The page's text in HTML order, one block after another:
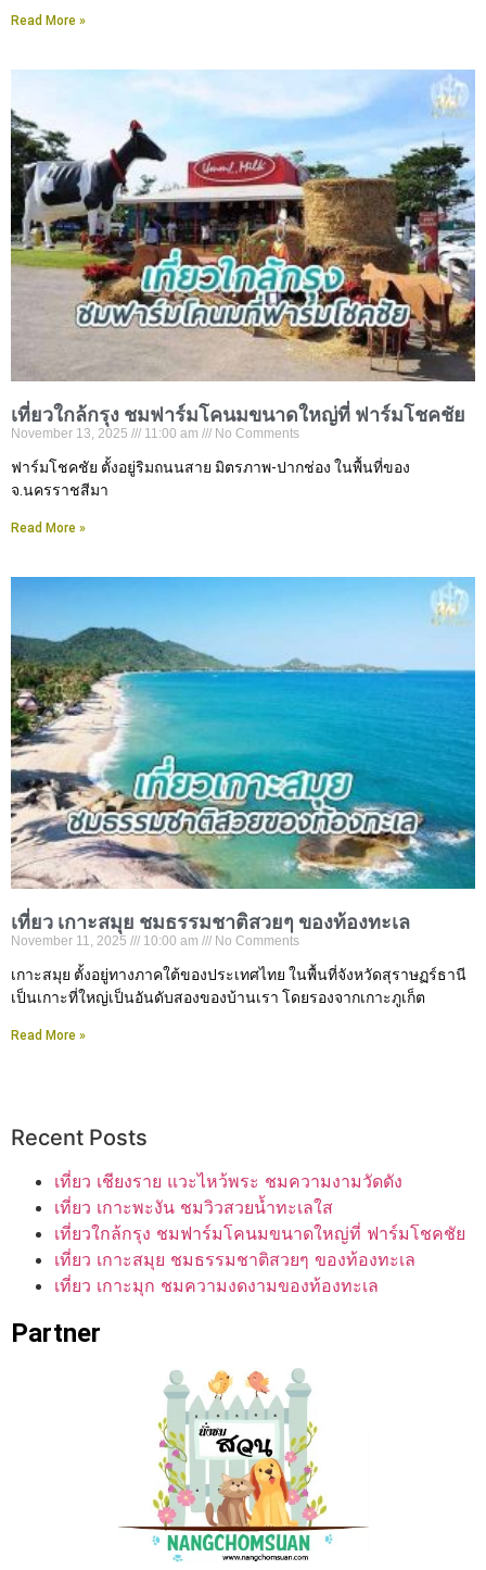
Read More »
เที่ยวใกล้กรุง ชมฟาร์มโคนมขนาดใหญ่ที่ ฟาร์มโชคชัย
November 13, 2025 11:00 am No Comments
ฟาร์มโชคชัย ตั้งอยู่ริมถนนสาย มิตรภาพ-ปากช่อง ในพื้นที่ของ
จ.นครราชสีมา
Read More »
เที่ยว เกาะสมุย ชมธรรมชาติสวยๆ ของท้องทะเล
November 11, 2025 10:00 am No Comments
เกาะสมุย ตั้งอยู่ทางภาคใต้ของประเทศไทย ในพื้นที่จังหวัดสุราษฏร์ธานี
เป็นเกาะที่ใหญ่เป็นอันดับสองของบ้านเรา โดยรองจากเกาะภูเก็ต
Read More »
Recent Posts
เที่ยว เชียงราย แวะไหว้พระ ชมความงามวัดดัง
เที่ยว เกาะพะงัน ชมวิวสวยน้ำทะเลใส
เที่ยวใกล้กรุง ชมฟาร์มโคนมขนาดใหญ่ที่ ฟาร์มโชคชัย
เที่ยว เกาะสมุย ชมธรรมชาติสวยๆ ของท้องทะเล
เที่ยว เกาะมุก ชมความงดงามของท้องทะเล
Partner